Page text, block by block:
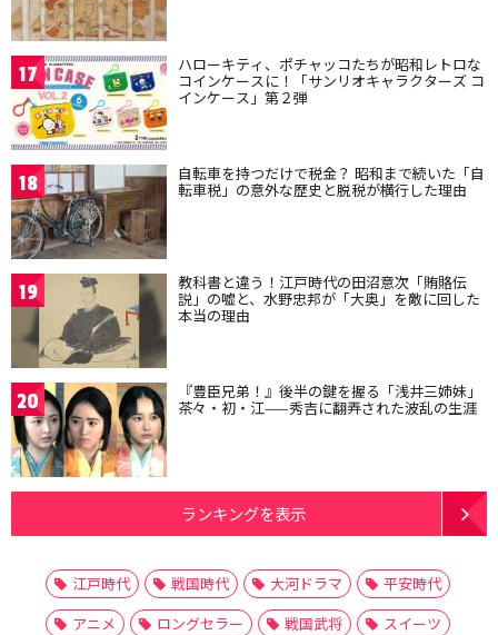
17 ハローキティ、ポチャッコたちが昭和レトロな
コインケースに！「サンリオキャラクターズ コ
インケース」第２弾
18 自転車を持つだけで税金？ 昭和まで続いた「自
転車税」の意外な歴史と脱税が横行した理由
19 教科書と違う！江戸時代の田沼意次「賄賂伝
説」の嘘と、水野忠邦が「大奥」を敵に回した
本当の理由
20 『豊臣兄弟！』後半の鍵を握る「浅井三姉妹」
茶々・初・江——秀吉に翻弄された波乱の生涯
ランキングを表示
江戸時代 戦国時代 大河ドラマ
平安時代
アニメ
ロングセラー 戦国武将
スイーツ